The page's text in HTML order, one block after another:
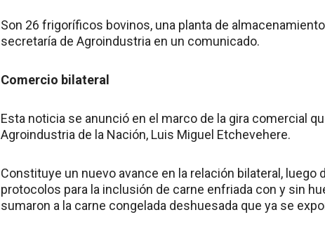
Son 26 frigoríficos bovinos, una planta de
secretaría de Agroindustria en un comunicado.
Comercio bilateral
Esta noticia se anunció en el marco de la gira comercial
Agroindustria de la Nación, Luis Miguel Etchevehere.
Constituye un nuevo avance en la relación bilateral, luego
protocolos para la inclusión de carne enfriada con y sin
sumaron a la carne congelada deshuesada que ya se